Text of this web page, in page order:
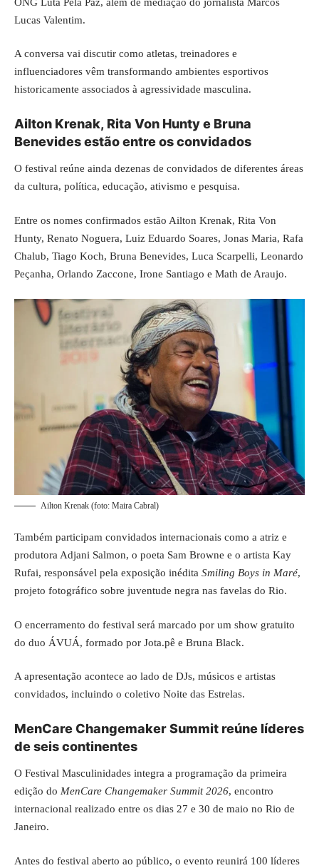
Lucas Valentim.
A conversa vai discutir como atletas, treinadores e
influenciadores vêm transformando ambientes esportivos
historicamente associados à agressividade masculina.
Ailton Krenak, Rita Von Hunty e Bruna
Benevides estão entre os convidados
O festival reúne ainda dezenas de convidados de diferentes áreas
da cultura, política, educação, ativismo e pesquisa.
Entre os nomes confirmados estão Ailton Krenak, Rita Von
Hunty, Renato Noguera, Luiz Eduardo Soares, Jonas Maria, Rafa
Chalub, Tiago Koch, Bruna Benevides, Luca Scarpelli, Leonardo
Peçanha, Orlando Zaccone, Irone Santiago e Math de Araujo.
Ailton Krenak (foto: Maira Cabral)
Também participam convidados internacionais como a atriz e
produtora Adjani Salmon, o poeta Sam Browne e o artista Kay
Rufai, responsável pela exposição inédita Smiling Boys in Maré,
projeto fotográfico sobre juventude negra nas favelas do Rio.
O encerramento do festival será marcado por um show gratuito
do duo ÁVUÁ, formado por Jota.pê e Bruna Black.
A apresentação acontece ao lado de DJs, músicos e artistas
convidados, incluindo o coletivo Noite das Estrelas.
MenCare Changemaker Summit reúne líderes
de seis continentes
O Festival Masculinidades integra a programação da primeira
edição do MenCare Changemaker Summit 2026, encontro
internacional realizado entre os dias 27 e 30 de maio no Rio de
Janeiro.
Antes do festival aberto ao público, o evento reunirá 100 líderes